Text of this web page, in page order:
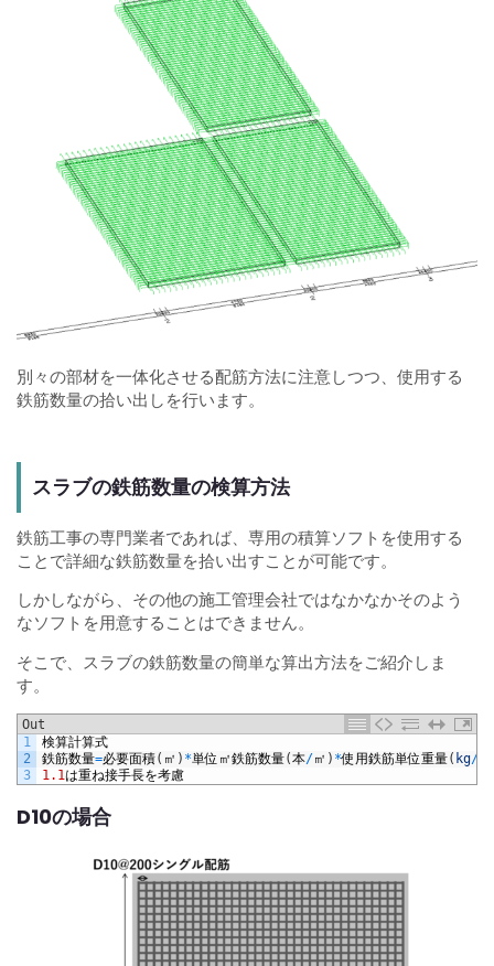
別々の部材を一体化させる配筋方法に注意しつつ、使用する
鉄筋数量の拾い出しを行います。
スラブの鉄筋数量の検算方法
鉄筋工事の専門業者であれば、専用の積算ソフトを使用する
ことで詳細な鉄筋数量を拾い出すことが可能です。
しかしながら、その他の施工管理会社ではなかなかそのよう
なソフトを用意することはできません。
そこで、スラブの鉄筋数量の簡単な算出方法をご紹介しま
す。
Out
1
2
3
検算計算式
鉄筋数量=必要面積( ㎡ ) *単位㎡鉄筋数量(本/㎡ ) *使用鉄筋単位重量( kg/
1.1は重ね接手長を考慮
D10の場合